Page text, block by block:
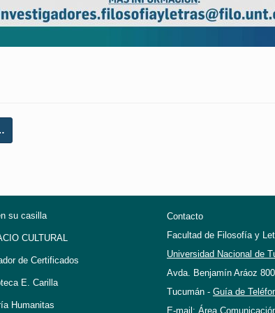
su casilla
CULTURAL
de Certificados
E. Carilla
Humanitas
Contacto
Facultad de Filosofía y
Universidad Nacional de
Avda. Benjamín Aráoz 800
Tucumán - Guía de
E-mail: Área